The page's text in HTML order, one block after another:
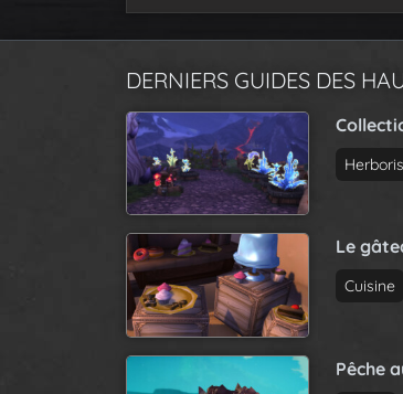
DERNIERS GUIDES DES
Le
Cuisine
Pêche